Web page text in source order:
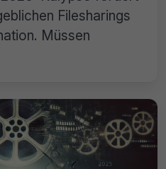
Filesharings
Müssen